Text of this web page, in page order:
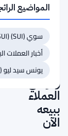
المالية
نايتكسيس
تتوقع
تراجع
الدولار
وتوصي
العملاء
ببيعه
الآن
المواضيع
سوي (SUI) (SUI)
أخبار العملات
يونس سيد ليو (UNUS SED LEO) (LEO)